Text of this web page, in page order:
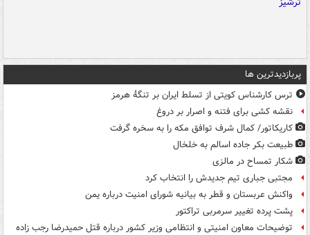
پربازدیدترین ها
ترس کارشناس کویتی از تسلط ایران بر تنگۀ هرمز
نقشه کشی برای فتنه و اصرار بر دروغ
کاریکاتور/ کمال شرف توافق مکه را به سخره گرفت
طبیعت بکر جاده اسالم به خلخال
شکار تمساح در مالزی
مجتبی جباری تیم جدیدش را انتخاب کرد
واکنش عربستان و قطر به بیانیه شورای امنیت درباره یمن
پشت پرده تغییر سرمربی تراکتور
توضیحات معاون امنیتی و انتظامی وزیر کشور درباره قتل حمیدرضا رجب زاده